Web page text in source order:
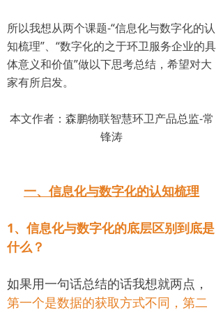
所以我想从两个课题-“信息化与数字化的认
知梳理”、“数字化的之于环卫服务企业的具
体意义和价值”做以下思考总结，希望对大
家有所启发。
本文作者：森鹏物联智慧环卫产品总监-常
锋涛
一、信息化与数字化的认知梳理
1、信息化与数字化的底层区别到底是
什么？
如果用一句话总结的话我想就两点，
第一个是数据的获取方式不同，第二